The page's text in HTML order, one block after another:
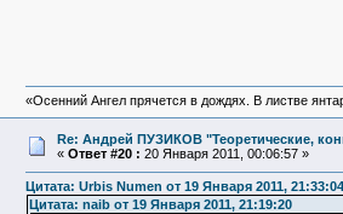
«Осенний Ангел прячется в дождях. В листве
Re: Андрей ПУЗИКОВ "Теоретические,
« Ответ #20 : 20 Января 2011, 00:06:57 »
Цитата: Urbis Numen от 19 Января 2011, 21:33:04
Цитата: naib от 19 Января 2011, 21:19:20